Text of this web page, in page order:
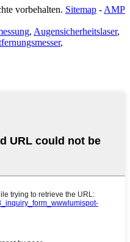
vorbehalten. Sitemap - AMP
, Augensicherheitslaser,
,